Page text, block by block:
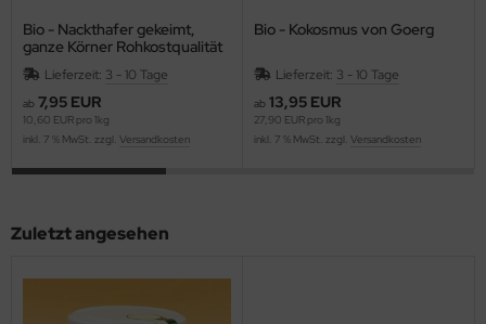
Bio - Nackthafer gekeimt,
ganze Körner Rohkostqualität
Lieferzeit: 3 - 10 Tage
ab 7,95 EUR
10,60 EUR pro 1kg
inkl. 7 % MwSt. zzgl. Versandkosten
Bio - Kokosmus von Goerg
Lieferzeit: 3 - 10 Tage
ab 13,95 EUR
27,90 EUR pro 1kg
inkl. 7 % MwSt. zzgl. Versandkosten
Zuletzt angesehen